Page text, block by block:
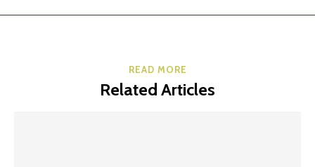
READ MORE
Related Articles